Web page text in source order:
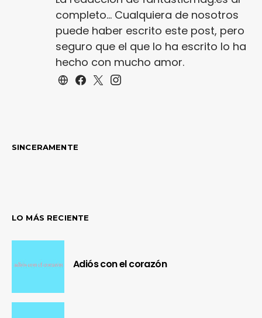
completo... Cualquiera de nosotros
puede haber escrito este post, pero
seguro que el que lo ha escrito lo ha
hecho con mucho amor.
SINCERAMENTE
LO MÁS RECIENTE
Adiós con el corazón